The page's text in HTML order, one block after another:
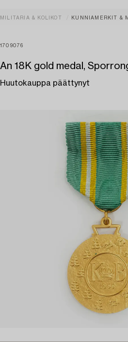
MILITARIA & KOLIKOT KUNNIAMERKIT &
1709076
An 18K gold medal,
Huutokauppa päättynyt